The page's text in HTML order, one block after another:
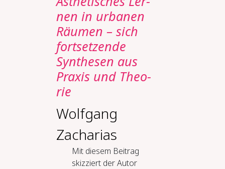
nen in ur­ba­nen
Räu­men – sich
fort­set­zen­de
Syn­the­sen aus
Pra­xis und Theo­
rie
Wolfgang
Zacharias
Mit diesem Beitrag
skizziert der Autor